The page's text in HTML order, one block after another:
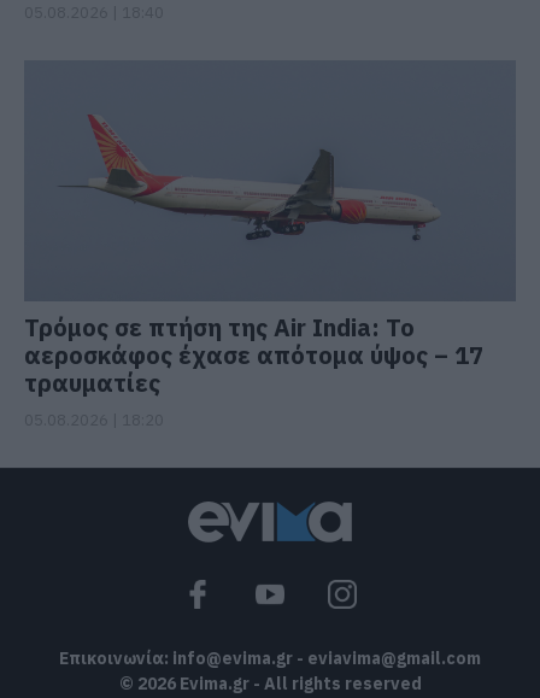
Τρόμος σε πτήση της Air India: Το
αεροσκάφος έχασε απότομα ύψος – 17
τραυματίες
Επικοινωνία: info@evima.gr - eviavima@gmail.com
© 2026 Evima.gr - All rights reserved